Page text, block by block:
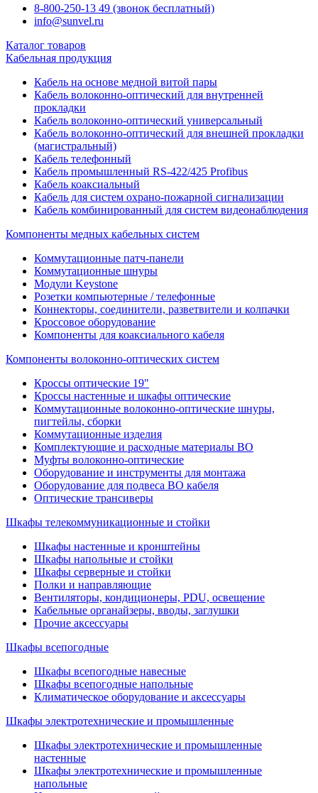
8-800-250-13 49 (звонок бесплатный)
info@sunvel.ru
Каталог товаров
Кабельная продукция
Кабель на основе медной витой пары
Кабель волоконно-оптический для внутренней
прокладки
Кабель волоконно-оптический универсальный
Кабель волоконно-оптический для внешней прокладки
(магистральный)
Кабель телефонный
Кабель промышленный RS-422/425 Profibus
Кабель коаксиальный
Кабель для систем охрано-пожарной сигнализации
Кабель комбинированный для систем видеонаблюдения
Компоненты медных кабельных систем
Коммутационные патч-панели
Коммутационные шнуры
Модули Keystone
Розетки компьютерные / телефонные
Коннекторы, соединители, разветвители и колпачки
Кроссовое оборудование
Компоненты для коаксиального кабеля
Компоненты волоконно-оптических систем
Кроссы оптические 19"
Кроссы настенные и шкафы оптические
Коммутационные волоконно-оптические шнуры,
пигтейлы, сборки
Коммутационные изделия
Комплектующие и расходные материалы ВО
Муфты волоконно-оптические
Оборудование и инструменты для монтажа
Оборудование для подвеса ВО кабеля
Оптические трансиверы
Шкафы телекоммуникационные и стойки
Шкафы настенные и кронштейны
Шкафы напольные и стойки
Шкафы серверные и стойки
Полки и направляющие
Вентиляторы, кондиционеры, PDU, освещение
Кабельные органайзеры, вводы, заглушки
Прочие аксеcсуары
Шкафы всепогодные
Шкафы всепогодные навесные
Шкафы всепогодные напольные
Климатическое оборудование и аксессуары
Шкафы электротехнические и промышленные
Шкафы электротехнические и промышленные
настенные
Шкафы электротехнические и промышленные
напольные